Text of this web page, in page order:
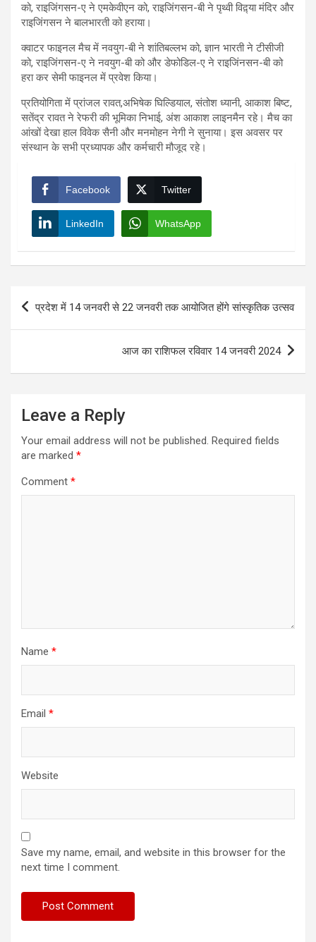
को, रा‍इजिंगसन-ए ने एमकेवीएन को, राइजिंगसन-बी ने पृथ्‍वी विद़्या मंदिर और
राइजिंगसन ने बालभारती को हराया।
क्‍वाटर फाइनल मैच में नवयुग-बी ने शांतिबल्‍लभ को, ज्ञान भारती ने टीसीजी
को, राइजिंगसन-ए ने नवयुग-बी को और डेफोडिल-ए ने राइजिंनसन-बी को
हरा कर सेमी फाइनल में प्रवेश किया।
प्रतियोगिता में प्रांजल रावत,अभि‍षेक घिल्डियाल, संतोश ध्‍यानी, आकाश बिष्‍ट,
सतेंद्र रावत ने रेफरी की भूमिका निभाई, अंश आकाश लाइनमैन रहे। मैच का
आंखों देखा हाल विवेक सैनी और मनमोहन नेगी ने सुनाया। इस अवसर पर
संस्‍थान के सभी प्रध्‍यापक और कर्मचारी मौजूद रहे।
Facebook Twitter
LinkedIn WhatsApp
Post
navigation
प्रदेश में 14 जनवरी से 22 जनवरी तक आयोजित होंगे सांस्कृतिक उत्सव
आज का राशिफल रविवार 14 जनवरी 2024
Leave a Reply
Your email address will not be published. Required fields
are marked *
Comment *
Name *
Email *
Website
Save my name, email, and website in this browser for the
next time I comment.